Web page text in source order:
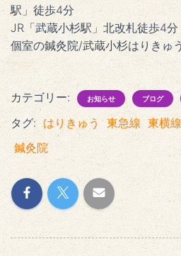
駅」徒歩4分
JR「武蔵小杉駅」北改札徒歩4分
個室の鍼灸院/武蔵小杉はりきゅ
カテゴリー: お知らせ ブログ
タグ: はりきゅう 東急線 東横線
鍼灸院